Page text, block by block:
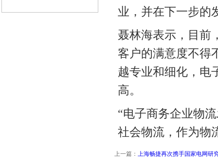
业，并在下一步的
聂林海表示，目前
客户的满意度不得
越专业和细化，电
高。
“电子商务企业物
社会物流，作为物
上一篇： 上海畅捷再次携手国家电网研